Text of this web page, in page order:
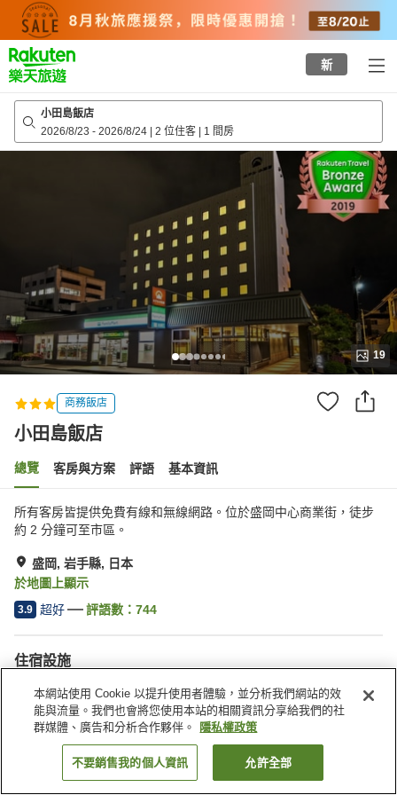
top
page
新
小田島飯店
2026/8/23 - 2026/8/24 | 2 位住客 | 1 間房
19
商務飯店
小田島飯店
總覽 客房與方案 評語 基本資訊
所有客房皆提供免費有線和無線網路。位於盛岡中心商業街，徒步
約 2 分鐘可至市區。
盛岡, 岩手縣, 日本
於地圖上顯示
3.9 超好 評語數： 744
住宿設施
停車場
Spa／美容沙龍
便利商店
宅配服務
找客房
本網站使用 Cookie 以提升使用者體驗，並分析我們網站的效
能與流量。我們也會將您使用本站的相關資訊分享給我們的社
群媒體、廣告和分析合作夥伴。
隱私權政策
不要銷售我的個人資訊 允許全部